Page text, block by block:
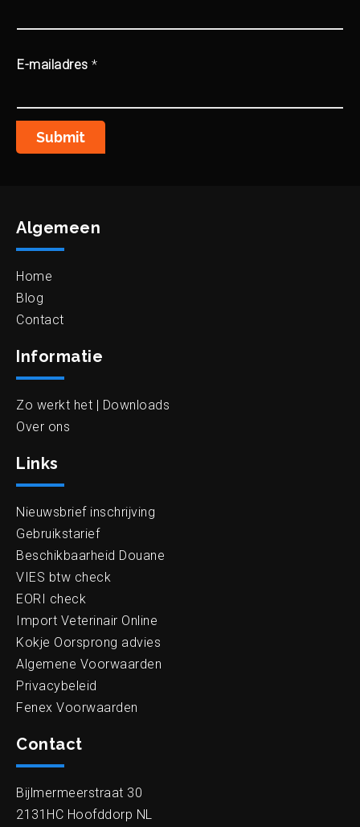
E-mailadres *
Submit
Algemeen
Home
Blog
Contact
Informatie
Zo werkt het | Downloads
Over ons
Links
Nieuwsbrief inschrijving
Gebruikstarief
Beschikbaarheid Douane
VIES btw check
EORI check
Import Veterinair Online
Kokje Oorsprong advies
Algemene Voorwaarden
Privacybeleid
Fenex Voorwaarden
Contact
Bijlmermeerstraat 30
2131HC Hoofddorp NL